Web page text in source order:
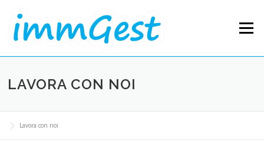
Menu
LAVORA CON NOI
Lavora con noi